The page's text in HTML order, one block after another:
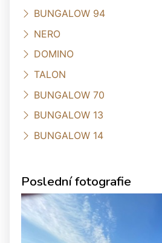
BUNGALOW 94
NERO
DOMINO
TALON
BUNGALOW 70
BUNGALOW 13
BUNGALOW 14
Poslední fotografie